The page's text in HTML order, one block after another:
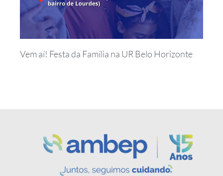
Vem aí! Festa da Família na UR Belo Horizonte